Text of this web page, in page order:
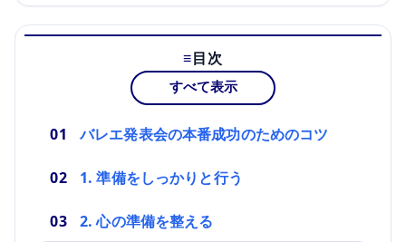
目次
すべて表示
バレエ発表会の本番成功のためのコツ
1. 準備をしっかりと行う
2. 心の準備を整える